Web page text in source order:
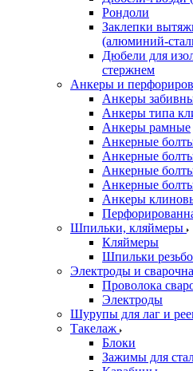
Рондоли
Заклепки
(алюминий-
Дюбели для
стержнем
Анкеры и
Анкеры
Анкеры типа
Анкеры рамные
Анкерные
Анкерные
Анкерные
Анкерные
Анкеры
Шпильки, кляймеры
Кляймеры
Шпильки
Электроды и
Проволока
Электроды
Шурупы для лаг и
Такелаж
Блоки
Зажимы для